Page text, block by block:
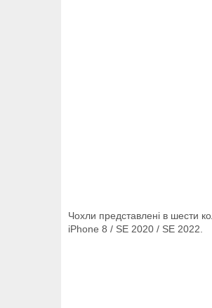
Чохли представлені в шести
iPhone 8 / SE 2020 / SE 2022.